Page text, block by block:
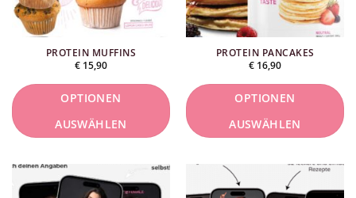
PROTEIN MUFFINS
€ 15,90
OPTIONEN
AUSWÄHLEN
ist
PROTEIN PANCAKES
€ 16,90
OPTIONEN
AUSWÄHLEN
ist